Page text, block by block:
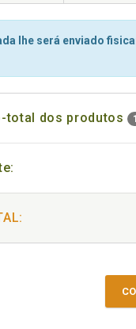
lhe será enviado
total dos produtos 1